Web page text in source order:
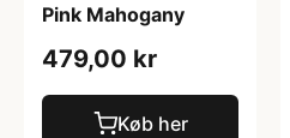
Pink Mahogany
479,00 kr
Køb her